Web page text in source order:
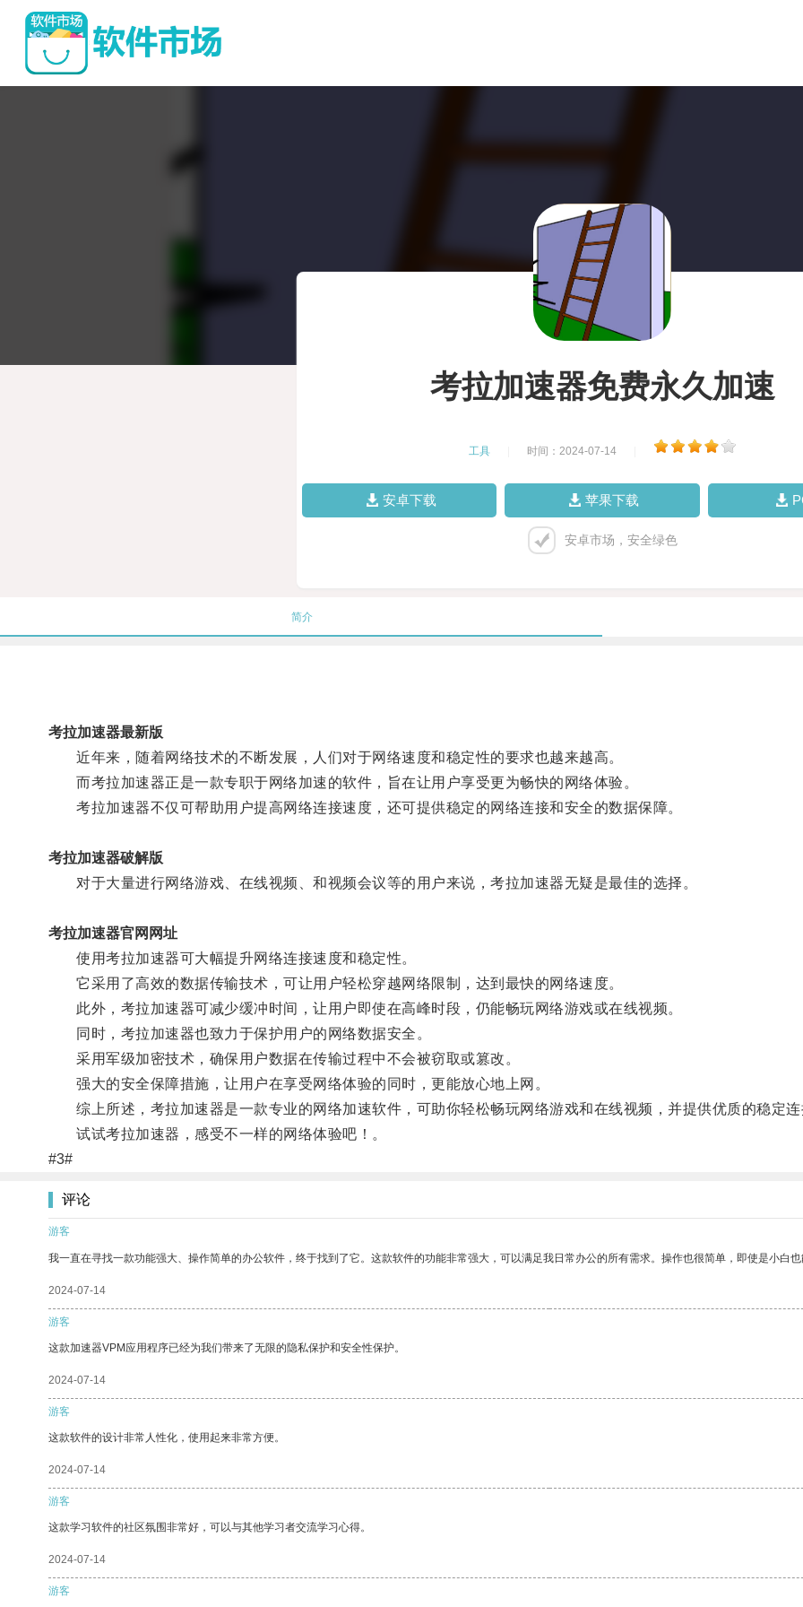
考拉加速器免费永久加速
工具 时间：2024-07-14
安卓下载 苹果下载
安卓市场，安全绿色
简介
考拉加速器最新版
近年来，随着网络技术的不断发展，人们对于网络速度和稳定性的要求也越来越高。
而考拉加速器正是一款专职于网络加速的软件，旨在让用户享受更为畅快的网络体验。
考拉加速器不仅可帮助用户提高网络连接速度，还可提供稳定的网络连接和安全的数据保障。
考拉加速器破解版
对于大量进行网络游戏、在线视频、和视频会议等的用户来说，考拉加速器无疑是最佳的选择。
考拉加速器官网网址
使用考拉加速器可大幅提升网络连接速度和稳定性。
它采用了高效的数据传输技术，可让用户轻松穿越网络限制，达到最快的网络速度。
此外，考拉加速器可减少缓冲时间，让用户即使在高峰时段，仍能畅玩网络游戏或在线视频。
同时，考拉加速器也致力于保护用户的网络数据安全。
采用军级加密技术，确保用户数据在传输过程中不会被窃取或篡改。
强大的安全保障措施，让用户在享受网络体验的同时，更能放心地上网。
综上所述，考拉加速器是一款专业的网络加速软件，可助你轻松畅玩网络游戏和在线视频，并提供优质的稳定连
试试考拉加速器，感受不一样的网络体验吧！。
#3#
评论
游客
我一直在寻找一款功能强大、操作简单的办公软件，终于找到了它。这款软件的功能非常强大，可以满足我日常办公的所有需求。操作也很简单，即使是小白也
2024-07-14
游客
这款加速器VPM应用程序已经为我们带来了无限的隐私保护和安全性保护。
2024-07-14
游客
这款软件的设计非常人性化，使用起来非常方便。
2024-07-14
游客
这款学习软件的社区氛围非常好，可以与其他学习者交流学习心得。
2024-07-14
游客